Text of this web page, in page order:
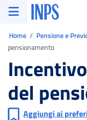
Vai al menu principale
Vai al contenuto principale
Vai al pie' di pagina
INPS ()
Home Pensione e
pensionamento
del
Aggiungi ai